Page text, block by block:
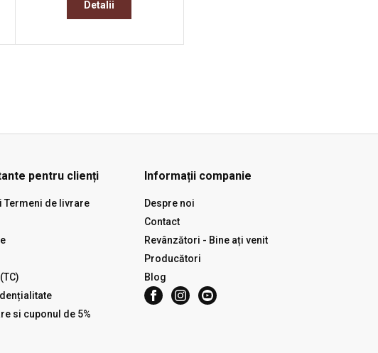
Detalii
pentru clienți
Termeni de livrare
si cuponul de 5%
Informații companie
Despre noi
Contact
Revânzători - Bine ați venit
Producători
Blog